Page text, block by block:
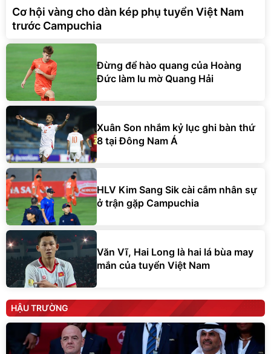
Cơ hội vàng cho dàn kép phụ tuyển Việt Nam
trước Campuchia
Đừng để hào quang của Hoàng
Đức làm lu mờ Quang Hải
Xuân Son nhắm kỷ lục ghi bàn thứ
8 tại Đông Nam Á
HLV Kim Sang Sik cài cắm nhân sự
ở trận gặp Campuchia
Văn Vĩ, Hai Long là hai lá bùa may
mắn của tuyển Việt Nam
HẬU TRƯỜNG